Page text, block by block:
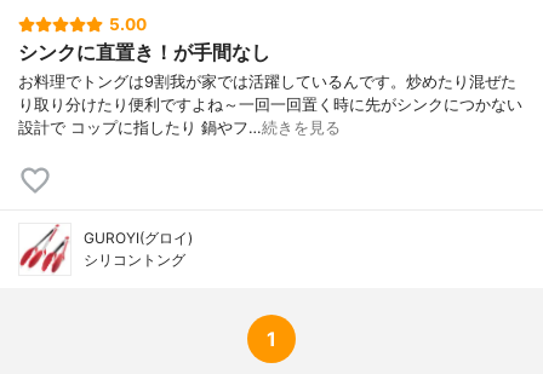
5.00
シンクに直置き！が手間なし
お料理でトングは9割我が家では活躍しているんです。炒めたり混ぜた
り取り分けたり便利ですよね～一回一回置く時に先がシンクにつかない
設計で コップに指したり 鍋やフ…続きを見る
GUROYI(グロイ)
シリコントング
1